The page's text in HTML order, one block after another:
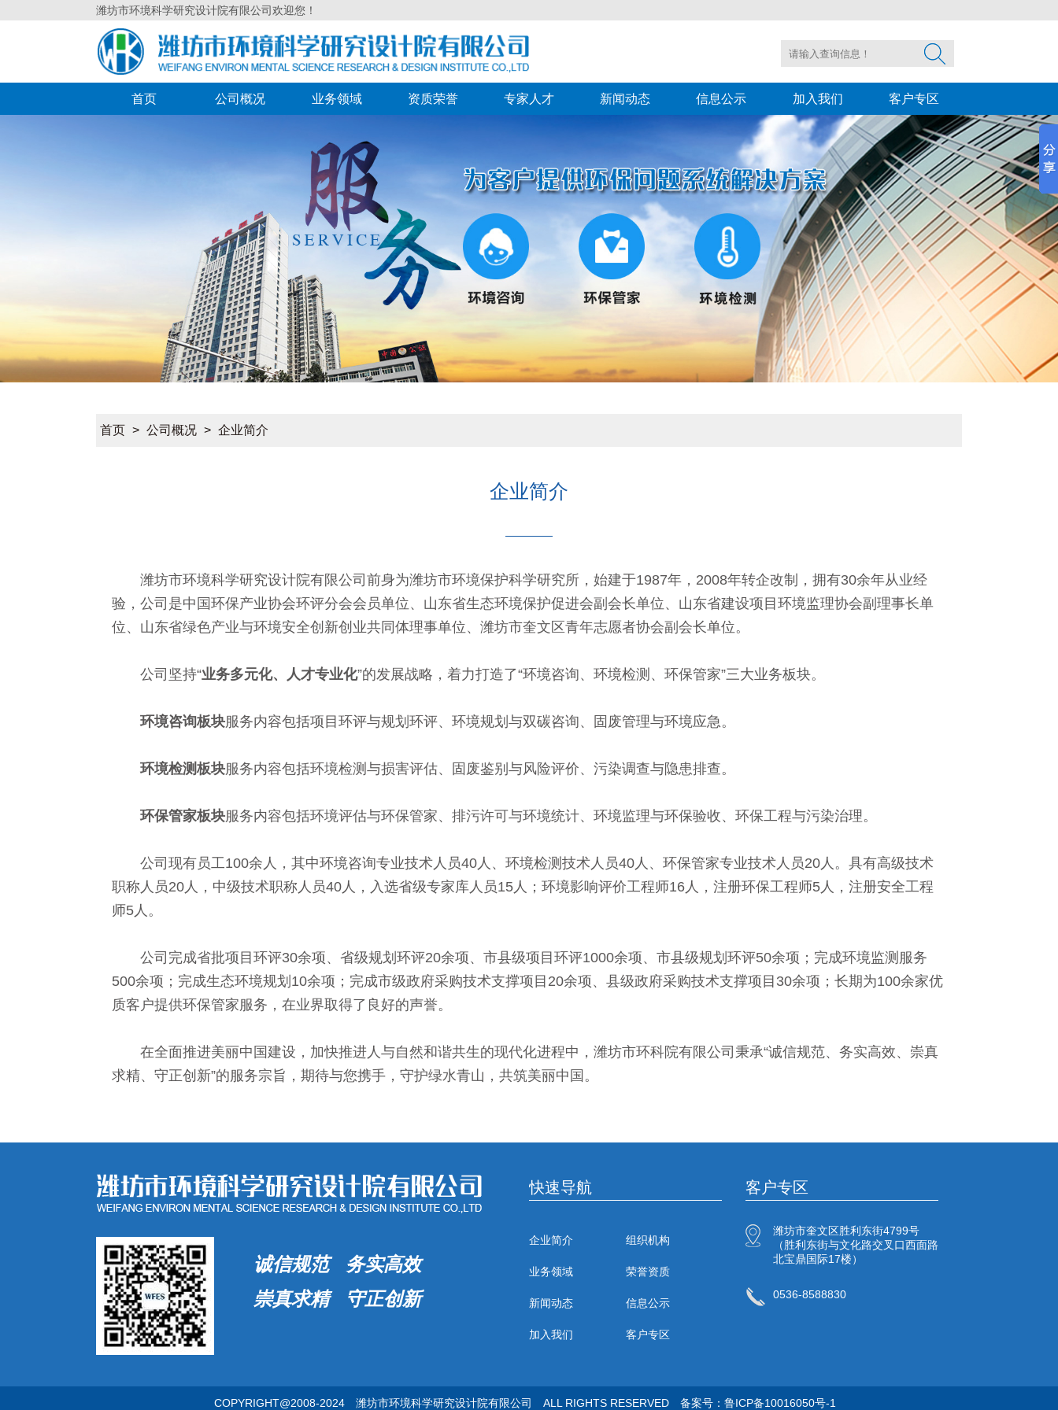
潍坊市环境科学研究设计院有限公司欢迎您！
首页 公司概况 业务领域 资质荣誉 专家人才 新闻动态 信息公示 加入我们 客户专区
首页 > 公司概况 > 企业简介
企业简介
潍坊市环境科学研究设计院有限公司前身为潍坊市环境保护科学研究所，始建于1987年，2008年转企改制，拥有30余年从业经
验，公司是中国环保产业协会环评分会会员单位、山东省生态环境保护促进会副会长单位、山东省建设项目环境监理协会副理事长单
位、山东省绿色产业与环境安全创新创业共同体理事单位、潍坊市奎文区青年志愿者协会副会长单位。
公司坚持“业务多元化、人才专业化”的发展战略，着力打造了“环境咨询、环境检测、环保管家”三大业务板块。
环境咨询板块服务内容包括项目环评与规划环评、环境规划与双碳咨询、固废管理与环境应急。
环境检测板块服务内容包括环境检测与损害评估、固废鉴别与风险评价、污染调查与隐患排查。
环保管家板块服务内容包括环境评估与环保管家、排污许可与环境统计、环境监理与环保验收、环保工程与污染治理。
公司现有员工100余人，其中环境咨询专业技术人员40人、环境检测技术人员40人、环保管家专业技术人员20人。具有高级技术
职称人员20人，中级技术职称人员40人，入选省级专家库人员15人；环境影响评价工程师16人，注册环保工程师5人，注册安全工程
师5人。
公司完成省批项目环评30余项、省级规划环评20余项、市县级项目环评1000余项、市县级规划环评50余项；完成环境监测服务
500余项；完成生态环境规划10余项；完成市级政府采购技术支撑项目20余项、县级政府采购技术支撑项目30余项；长期为100余家优
质客户提供环保管家服务，在业界取得了良好的声誉。
在全面推进美丽中国建设，加快推进人与自然和谐共生的现代化进程中，潍坊市环科院有限公司秉承“诚信规范、务实高效、崇真
求精、守正创新”的服务宗旨，期待与您携手，守护绿水青山，共筑美丽中国。
诚信规范 务实高效
崇真求精 守正创新
快速导航
企业简介 组织机构
业务领域 荣誉资质
新闻动态 信息公示
加入我们 客户专区
客户专区
潍坊市奎文区胜利东街4799号
（胜利东街与文化路交叉口西面路
北宝鼎国际17楼）
0536-8588830
COPYRIGHT@2008-2024 潍坊市环境科学研究设计院有限公司 ALL RIGHTS RESERVED 备案号： 鲁ICP备10016050号-1